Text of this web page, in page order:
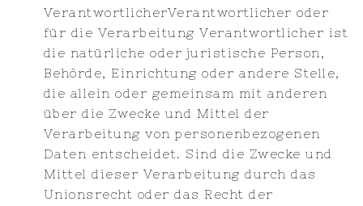
VerantwortlicherVerantwortlicher oder
für die Verarbeitung Verantwortlicher ist
die natürliche oder juristische Person,
Behörde, Einrichtung oder andere Stelle,
die allein oder gemeinsam mit anderen
über die Zwecke und Mittel der
Verarbeitung von personenbezogenen
Daten entscheidet. Sind die Zwecke und
Mittel dieser Verarbeitung durch das
Unionsrecht oder das Recht der